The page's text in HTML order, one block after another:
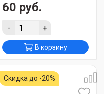
60 руб.
- +
В корзину
Скидка до -20%